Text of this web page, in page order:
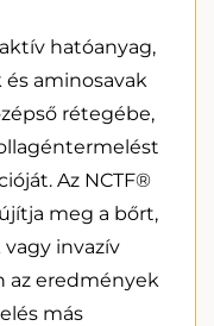
hatóanyag,
aminosavak
rétegébe,
Az NCTF®
meg a bőrt,
invazív
az eredmények
más